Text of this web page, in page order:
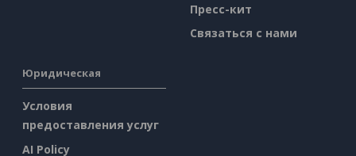
Пресс-кит
Связаться с нами
Юридическая
Условия
предоставления услуг
AI Policy